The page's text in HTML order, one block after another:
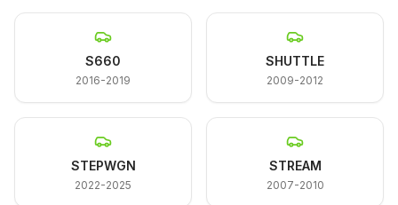
S660
2016-2019
SHUTTLE
2009-2012
STEPWGN
2022-2025
STREAM
2007-2010